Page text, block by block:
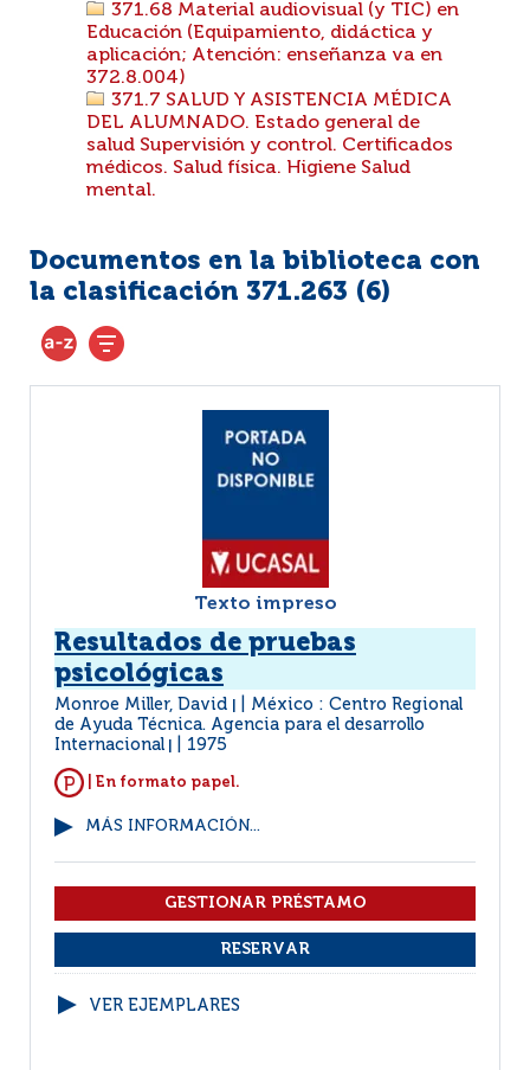
371.68 Material audiovisual (y TIC) en
Educación (Equipamiento, didáctica y
aplicación; Atención: enseñanza va en
372.8.004)
371.7 SALUD Y ASISTENCIA MÉDICA
DEL ALUMNADO. Estado general de
salud Supervisión y control. Certificados
médicos. Salud física. Higiene Salud
mental.
Documentos en la biblioteca con
la clasificación 371.263 (6)
Texto impreso
Resultados de pruebas
psicológicas
Monroe Miller, David
México : Centro Regional
de Ayuda Técnica. Agencia para el desarrollo
Internacional
1975
| En formato papel.
MÁS INFORMACIÓN...
VER EJEMPLARES